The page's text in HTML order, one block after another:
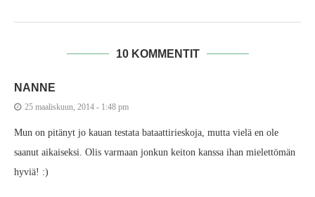
10 KOMMENTIT
NANNE
25 maaliskuun, 2014 - 1:48 pm
Mun on pitänyt jo kauan testata bataattirieskoja, mutta vielä en ole
saanut aikaiseksi. Olis varmaan jonkun keiton kanssa ihan mielettömän
hyviä! :)